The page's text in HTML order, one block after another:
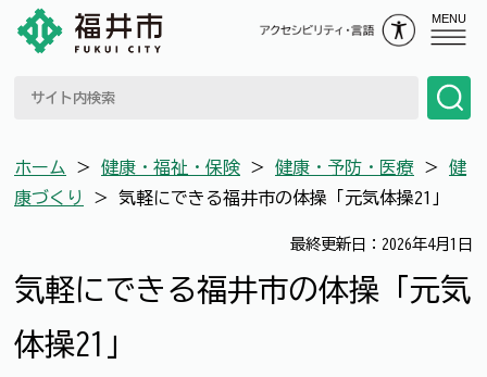
MENU
ホーム ＞ 健康・福祉・保険 ＞ 健康・予防・医療 ＞ 健
康づくり
＞ 気軽にできる福井市の体操「元気体操21」
最終更新日：2026年4月1日
気軽にできる福井市の体操「元気
体操21」